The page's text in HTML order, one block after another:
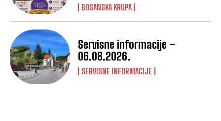
BOSANSKA KRUPA
Servisne informacije –
06.08.2026.
SERVISNE INFORMACIJE